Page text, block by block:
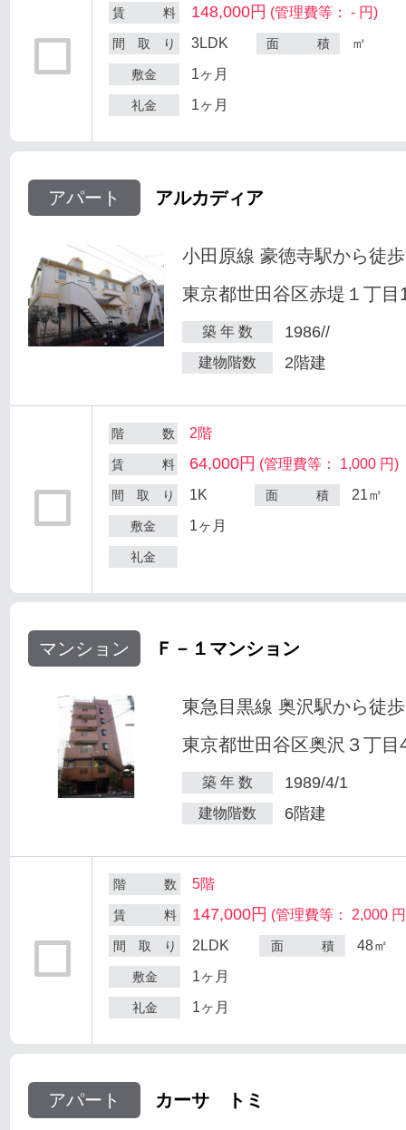
賃 料 148,000円 (管理費等： - 円)
間 取 り 3LDK 面 積 ㎡
敷金 1ヶ月
礼金 1ヶ月
アパート アルカディア
小田原線 豪徳寺駅から徒
東京都世田谷区赤堤１丁目
築 年 数 1986//
建物階数 2階建
階 数 2階
賃 料 64,000円 (管理費等： 1,000 円)
間 取 り 1K 面 積 21㎡
敷金 1ヶ月
礼金
マンション Ｆ－１マンション
東急目黒線 奥沢駅から徒
東京都世田谷区奥沢３丁目
築 年 数 1989/4/1
建物階数 6階建
階 数 5階
賃 料 147,000円 (管理費等： 2,000
間 取 り 2LDK 面 積 48㎡
敷金 1ヶ月
礼金 1ヶ月
アパート カーサ トミ